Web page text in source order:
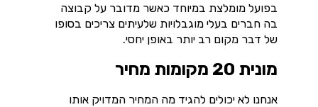
בפועל מומלצת במיוחד כאשר מדובר על קבוצה
בה חברים בעלי מוגבלויות שלעיתים צריכים בסופו
של דבר מקום רב יותר באופן יחסי.
מונית 20 מקומות מחיר
אנחנו לא יכולים להגיד מה המחיר המדויק אותו